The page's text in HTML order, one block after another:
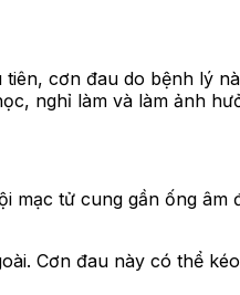
cơn đau do bệnh lý
nghỉ làm và làm ảnh
tử cung gần ống
Cơn đau này có thể